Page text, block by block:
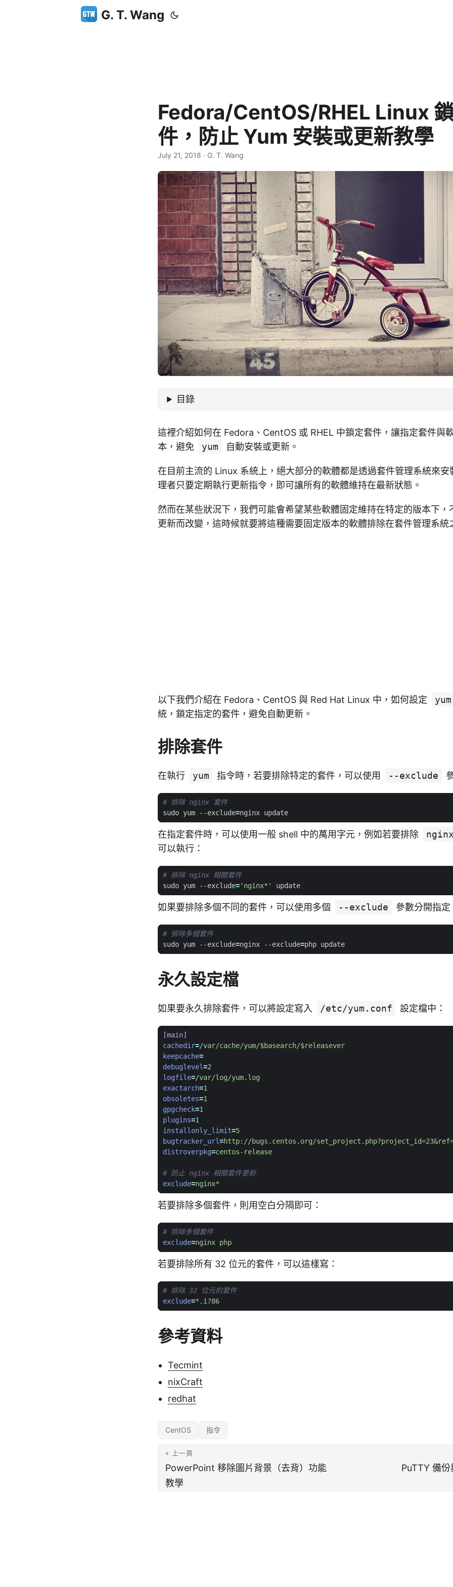
G. T. Wang
Fedora/CentOS/RHEL Linux
件，防止 Yum 安裝或更新教學
July 21, 2018 · G. T. Wang
目錄
這裡介紹如何在 Fedora、CentOS 或 RHEL 中鎖定套件，讓指定套件與
本，避免
yum 自動安裝或更新。
在目前主流的 Linux 系統上，絕大部分的軟體都是透過套件管理系統來安
理者只要定期執行更新指令，即可讓所有的軟體維持在最新狀態。
然而在某些狀況下，我們可能會希望某些軟體固定維持在特定的版本下，
更新而改變，這時候就要將這種需要固定版本的軟體排除在套件管理系統
以下我們介紹在 Fedora、CentOS 與 Red Hat Linux 中，如何設定
yum
統，鎖定指定的套件，避免自動更新。
排除套件
在執行 yum 指令時，若要排除特定的套件，可以使用 --exclude
# 排除 nginx 套件
sudo yum --exclude=
在指定套件時，可以使用一般 shell 中的萬用字元，例如若要排除
可以執行：
# 排除 nginx 相關套件
sudo yum --exclude='nginx*'
如果要排除多個不同的套件，可以使用多個 --exclude 參數分開指
# 排除多個套件
sudo yum --exclude=nginx --exclude=
永久設定檔
如果要永久排除套件，可以將設定寫入 /etc/yum.conf 設定檔中：
[main]
cachedir=/var/cache/yum/$basearch/$releasever
keepcache=
debuglevel=2
logfile=/var/log/yum.log
exactarch=1
obsoletes=1
gpgcheck=1
plugins=1
installonly_limit=5
bugtracker_url=http://bugs.centos.org/
distroverpkg=centos-release
# 防止 nginx 相關套件更新
exclude=nginx*
若要排除多個套件，則用空白分隔即可：
# 排除多個套件
exclude=nginx php
若要排除所有 32 位元的套件，可以這樣寫：
# 排除 32 位元的套件
exclude=*.i?86
參考資料
Tecmint
nixCraft
redhat
CentOS 指令
« 上一頁
PowerPoint 移除圖片背景（去背）功能
教學
PuTTY 備